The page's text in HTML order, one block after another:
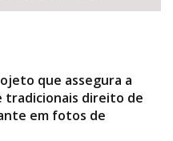
que assegura a
tradicionais direito de
em fotos de